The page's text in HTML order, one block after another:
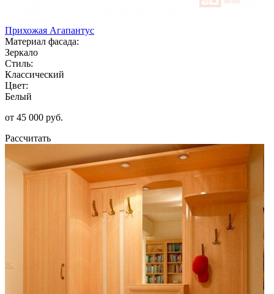
Прихожая Агапантус
Материал фасада:
Зеркало
Стиль:
Классический
Цвет:
Белый
от 45 000 руб.
Рассчитать